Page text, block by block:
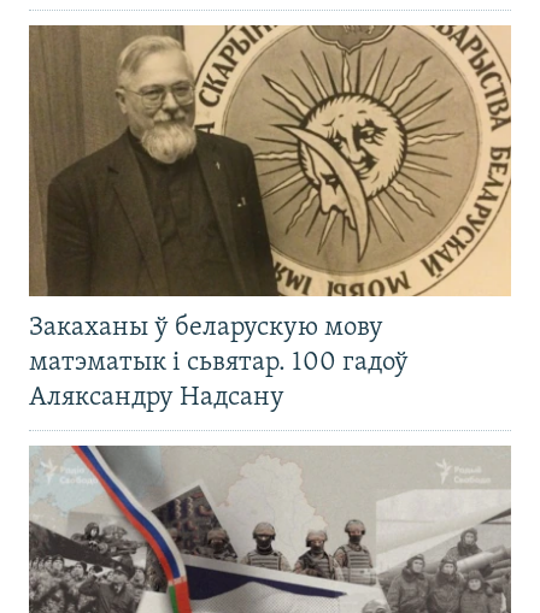
Закаханы ў беларускую мову
матэматык і сьвятар. 100 гадоў
Аляксандру Надсану